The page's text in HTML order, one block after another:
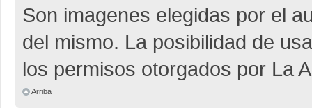
Son imagenes elegidas por el
del mismo. La posibilidad de
los permisos otorgados por La
Arriba